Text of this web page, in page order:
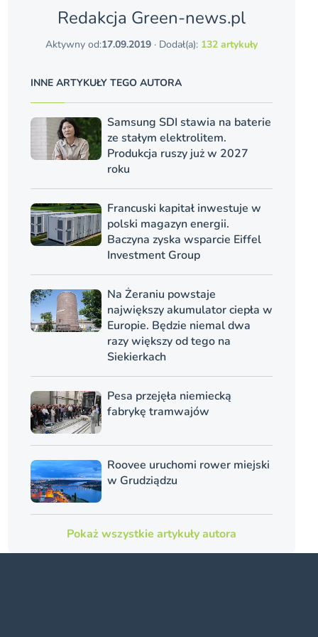
Redakcja Green-news.pl
Aktywny od:17.09.2019· Dodał(a): 132 artykuły
INNE ARTYKUŁY TEGO AUTORA
Samsung SDI stawia na baterie
ze stałym elektrolitem.
Produkcja ruszy już w 2027
roku
Francuski kapitał inwestuje w
polski magazyn energii.
Baczyna zyska wsparcie Eiffel
Investment Group
Na Żeraniu powstaje
największy akumulator ciepła w
Europie. Będzie niemal dwa
razy większy od tego na
Siekierkach
Pesa przejęła niemiecką
fabrykę tramwajów
Roovee uruchomi rower miejski
w Grudziądzu
Pokaż wszystkie artykuły autora